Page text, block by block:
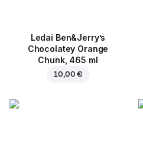
Ledai Ben&Jerry’s
Chocolatey Orange
Chunk, 465 ml
10,00 €